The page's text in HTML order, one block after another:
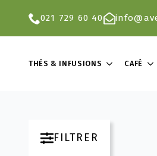
021 729 60 40
THÉS & INFUSIONS CAFÉ
FILTRER